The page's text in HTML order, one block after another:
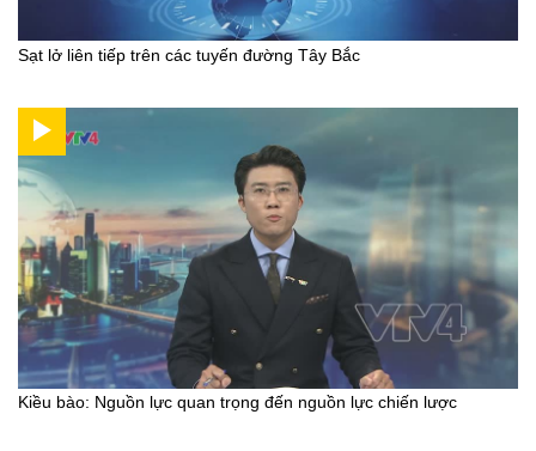
Sạt lở liên tiếp trên các tuyến đường Tây Bắc
Kiều bào: Nguồn lực quan trọng đến nguồn lực chiến lược